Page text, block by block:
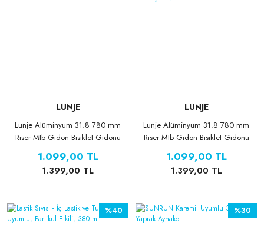
LUNJE
Lunje Alüminyum 31.8 780 mm
Riser Mtb Gidon Bisiklet Gidonu
1.099,00 TL
1.399,00 TL
LUNJE
Lunje Alüminyum 31.8 780 mm
Riser Mtb Gidon Bisiklet Gidonu
1.099,00 TL
1.399,00 TL
%40 %30